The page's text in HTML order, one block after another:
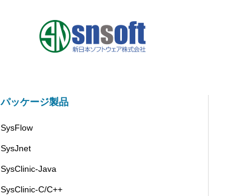
パッケージ製品
SysFlow
SysJnet
SysClinic-Java
SysClinic-C/C++